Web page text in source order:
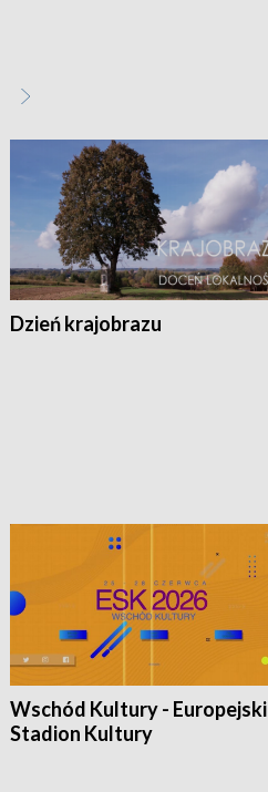
Dzień krajobrazu
Wschód Kultury - Europejski
Stadion Kultury